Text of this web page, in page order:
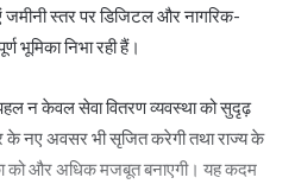
स्तर पर डिजिटल और नागरिक-
भूमिका निभा रही हैं।
न केवल सेवा वितरण व्यवस्था को सुदृढ़
के नए अवसर भी सृजित करेगी तथा राज्य के
को और अधिक मजबूत बनाएगी। यह कदम